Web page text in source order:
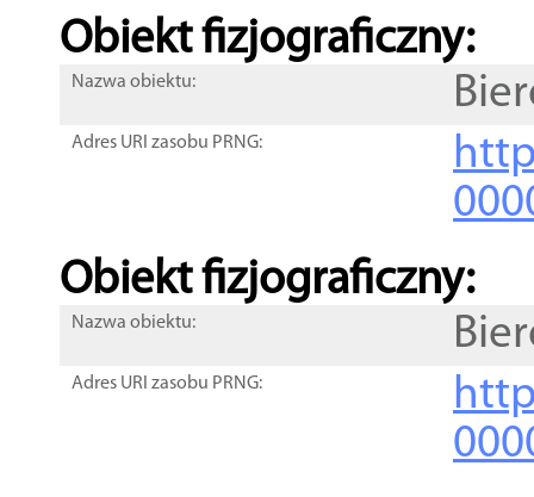
Obiekt fizjograficzny:
Nazwa obiektu:
Adres URI zasobu PRNG:
Obiekt fizjograficzny:
Nazwa obiektu:
Adres URI zasobu PRNG: